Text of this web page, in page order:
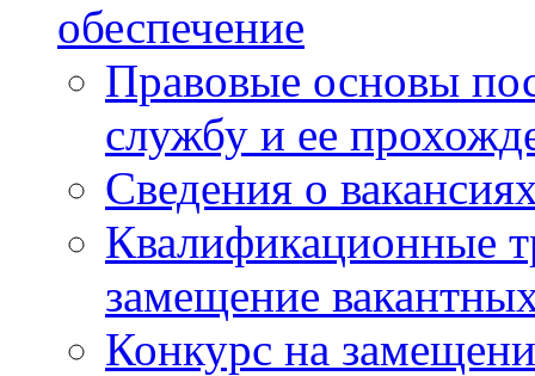
обеспечение
Правовые основы
службу и ее
Сведения о
Квалификационные
замещение
Конкурс на